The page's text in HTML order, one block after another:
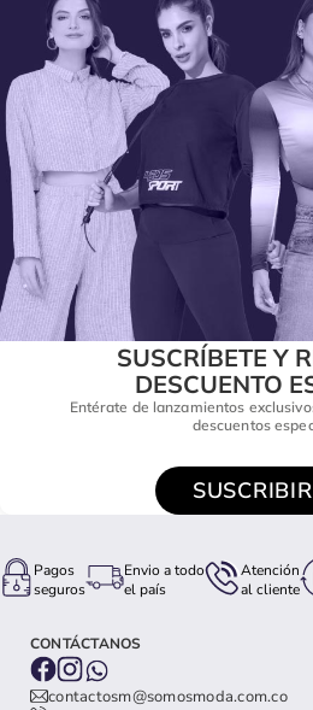
SUSCRÍBETE Y
DESCUENTO
Entérate de lanzamientos
descuentos
Pagos
seguros
Envio a todo
el país
Atención
al cliente
CONTÁCTANOS
contactosm@somosmoda.com.co